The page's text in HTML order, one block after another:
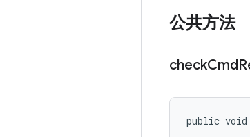
公共方法
checkCmd
public void